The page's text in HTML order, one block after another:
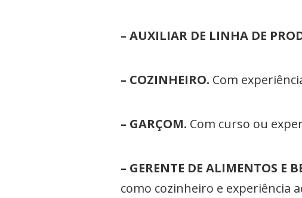
– AUXILIAR DE LINHA DE
– COZINHEIRO. Com
– GARÇOM. Com curso ou
– GERENTE DE ALIMENTOS E
como cozinheiro e experiência